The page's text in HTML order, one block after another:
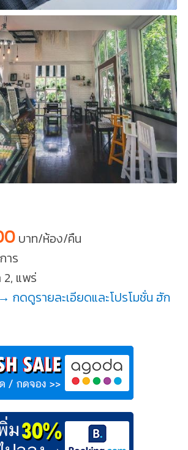
บาท/ห้อง/คืน
าร
แพร่
→ กดดูรายละเอียดและโปรโมชั่น ฮัก